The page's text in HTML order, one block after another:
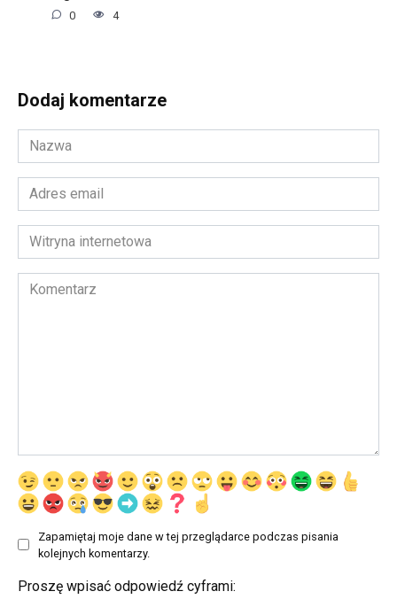
0 4
Dodaj komentarze
Nazwa
*
Adres
email
*Witryna
internetowa
Komentarz
Zapamiętaj moje dane w tej przeglądarce podczas pisania
kolejnych komentarzy.
Proszę wpisać odpowiedź cyframi: